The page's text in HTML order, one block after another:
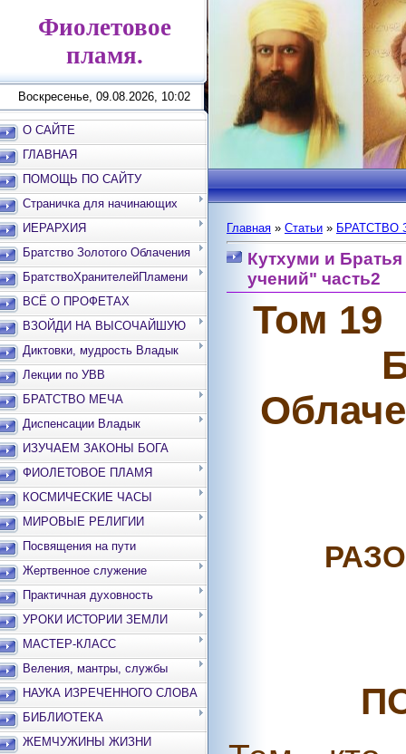
Фиолетовое
пламя.
Воскресенье, 09.08.2026, 10:02
О САЙТЕ
ГЛАВНАЯ
ПОМОЩЬ ПО САЙТУ
Страничка для начинающих
ИЕРАРХИЯ
Братство Золотого Облачения
БратствоХранителейПламени
ВСЁ О ПРОФЕТАХ
ВЗОЙДИ НА ВЫСОЧАЙШУЮ
ВЕРШИНУ
Диктовки, мудрость Владык
Лекции по УВВ
БРАТСТВО МЕЧА
Диспенсации Владык
ИЗУЧАЕМ ЗАКОНЫ БОГА
ФИОЛЕТОВОЕ ПЛАМЯ
КОСМИЧЕСКИЕ ЧАСЫ
МИРОВЫЕ РЕЛИГИИ
Посвящения на пути
Жертвенное служение
Практичная духовность
УРОКИ ИСТОРИИ ЗЕМЛИ
МАСТЕР-КЛАСС
Веления, мантры, службы
НАУКА ИЗРЕЧЕННОГО СЛОВА
БИБЛИОТЕКА
ЖЕМЧУЖИНЫ ЖИЗНИ
Главная » Статьи » БРАТСТВО
Кутхуми и
учений" часть2
Том 19